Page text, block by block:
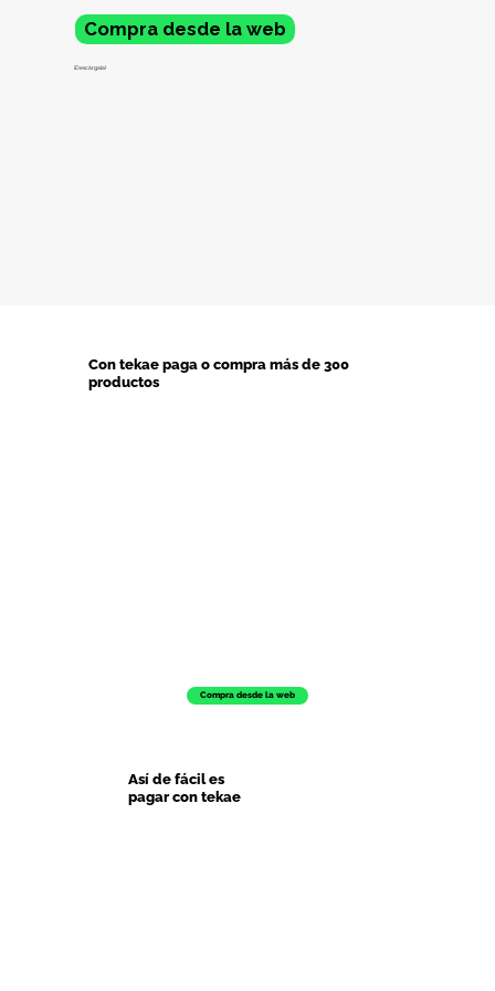
Compra desde la web
¡Descárgala!
Con tekae paga o compra más de 300
productos
Compra desde la web
Así de fácil es
pagar con tekae